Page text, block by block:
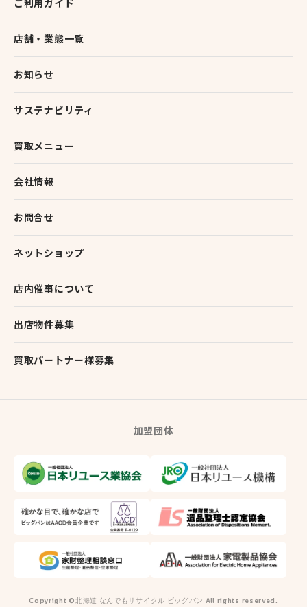
ご利用ガイド
店舗・業態一覧
お知らせ
サステナビリティ
買取メニュー
会社情報
お問合せ
ネットショップ
店内催事について
出店物件募集
買取パートナー様募集
加盟団体
Copyright ©北海道 なんでもリサイクル ビッグバン All rights reserved.